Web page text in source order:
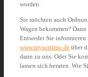
worden.
Sie möchten auch
Wagen bekommen?
Entweder Sie informieren
www.mysortimo.de über
dann zu uns. Oder Sie
lassen sich beraten. Wie